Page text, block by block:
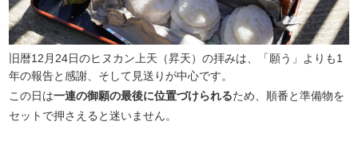
旧暦12月24日のヒヌカン上天（昇天）の拝みは、「願う」よりも1
年の報告と感謝、そして見送りが中心です。
この日は一連の御願の最後に位置づけられるため、順番と準備物を
セットで押さえると迷いません。